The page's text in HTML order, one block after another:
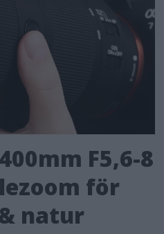
F5,6-8
för
natur